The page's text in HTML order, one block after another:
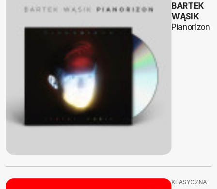
BARTEK
WĄSIK
Pianorizon
KLASYCZNA